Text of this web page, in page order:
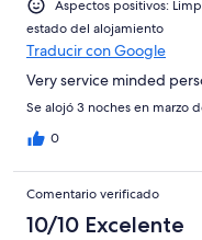
Mediocre
Horrible
Aspectos positivos:
estado del alojamiento
Traducir con Google
Very service minded
Se alojó 3 noches en marzo
0
Comentario verificado
10/10 Excelente